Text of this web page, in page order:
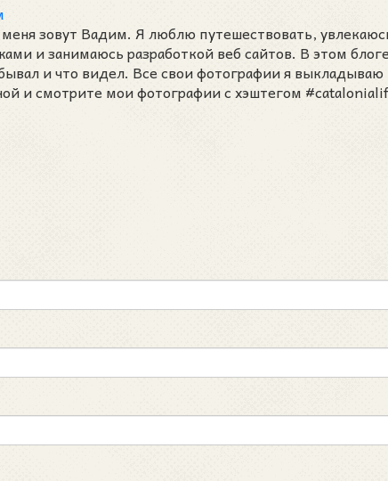
зовут Вадим. Я люблю путешествовать,
и занимаюсь разработкой веб сайтов. В этом
и что видел. Все свои фотографии я
и смотрите мои фотографии с хэштегом